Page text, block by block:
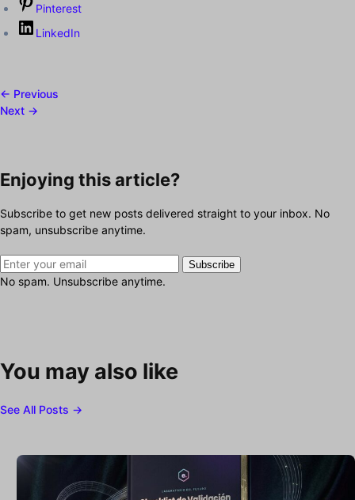
Pinterest
LinkedIn
← Previous
Next →
Enjoying this article?
Subscribe to get new posts delivered straight to your inbox. No
spam, unsubscribe anytime.
Subscribe
No spam. Unsubscribe anytime.
You may also like
See All Posts →